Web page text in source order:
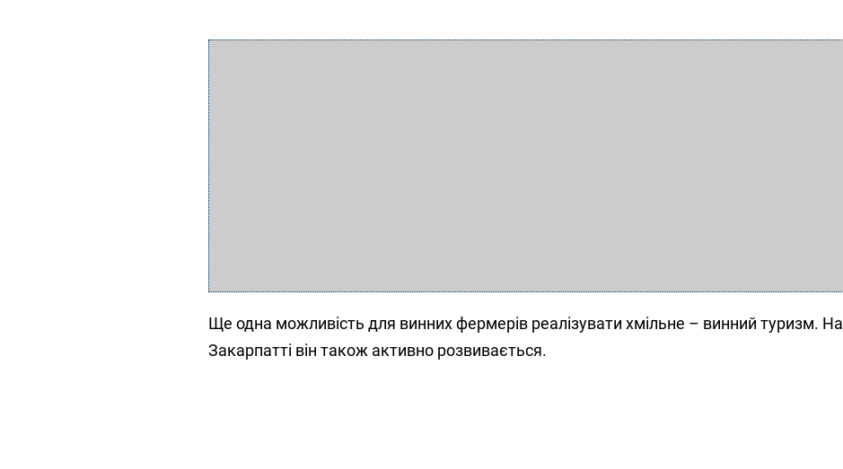
Ще одна можливість для винних фермерів реалізувати хмільне – винний туризм. На
Закарпатті він також активно розвивається.